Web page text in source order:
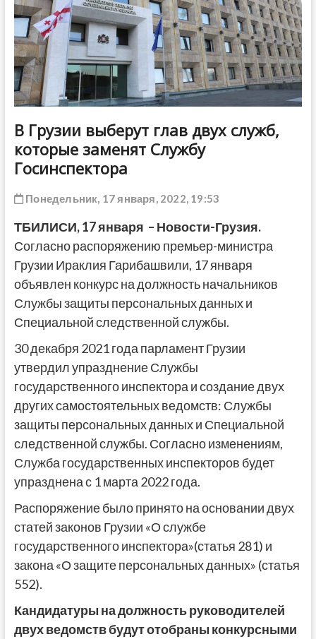
В Грузии выберут глав двух служб,
которые заменят Службу
Госинспектора
Понедельник, 17 января, 2022, 19:53
ТБИЛИСИ,17 января – Новости-Грузия.
Согласно распоряжению премьер-министра
Грузии Ираклия Гарибашвили, 17 января
объявлен конкурс на должность начальников
Службы защиты персональных данных и
Специальной следственной службы.
30 декабря 2021 года парламент Грузии
утвердил упразднение Службы
государственного инспектора и создание двух
других самостоятельных ведомств: Службы
защиты персональных данных и Специальной
следственной службы. Согласно изменениям,
Служба государственных инспекторов будет
упразднена с 1 марта 2022 года.
Распоряжение было принято на основании двух
статей законов Грузии «О службе
государственного инспектора»(статья 281) и
закона «О защите персональных данных» (статья
552).
Кандидатуры на должность руководителей
двух ведомств будут отобраны конкурсными